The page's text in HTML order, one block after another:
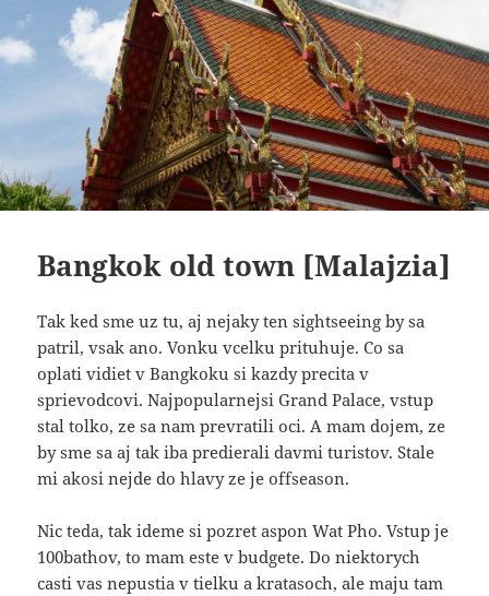
Bangkok old town [Malajzia]
Tak ked sme uz tu, aj nejaky ten sightseeing by sa
patril, vsak ano. Vonku vcelku prituhuje. Co sa
oplati vidiet v Bangkoku si kazdy precita v
sprievodcovi. Najpopularnejsi Grand Palace, vstup
stal tolko, ze sa nam prevratili oci. A mam dojem, ze
by sme sa aj tak iba predierali davmi turistov. Stale
mi akosi nejde do hlavy ze je offseason.
Nic teda, tak ideme si pozret aspon Wat Pho. Vstup je
100bathov, to mam este v budgete. Do niektorych
casti vas nepustia v tielku a kratasoch, ale maju tam